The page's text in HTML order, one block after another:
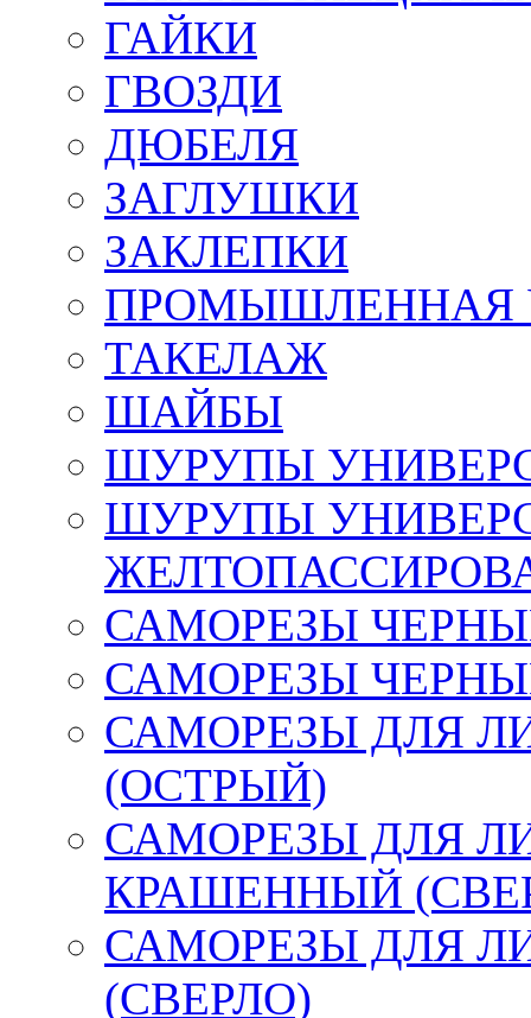
ГАЙКИ
ГВОЗДИ
ДЮБЕЛЯ
ЗАГЛУШКИ
ЗАКЛЕПКИ
ПРОМЫШЛЕННАЯ
ТАКЕЛАЖ
ШАЙБЫ
ШУРУПЫ
ШУРУПЫ
САМОРЕЗЫ
САМОРЕЗЫ
САМОРЕЗЫ ДЛЯ
(ОСТРЫЙ)
САМОРЕЗЫ ДЛЯ
КРАШЕННЫЙ
САМОРЕЗЫ ДЛЯ
(СВЕРЛО)